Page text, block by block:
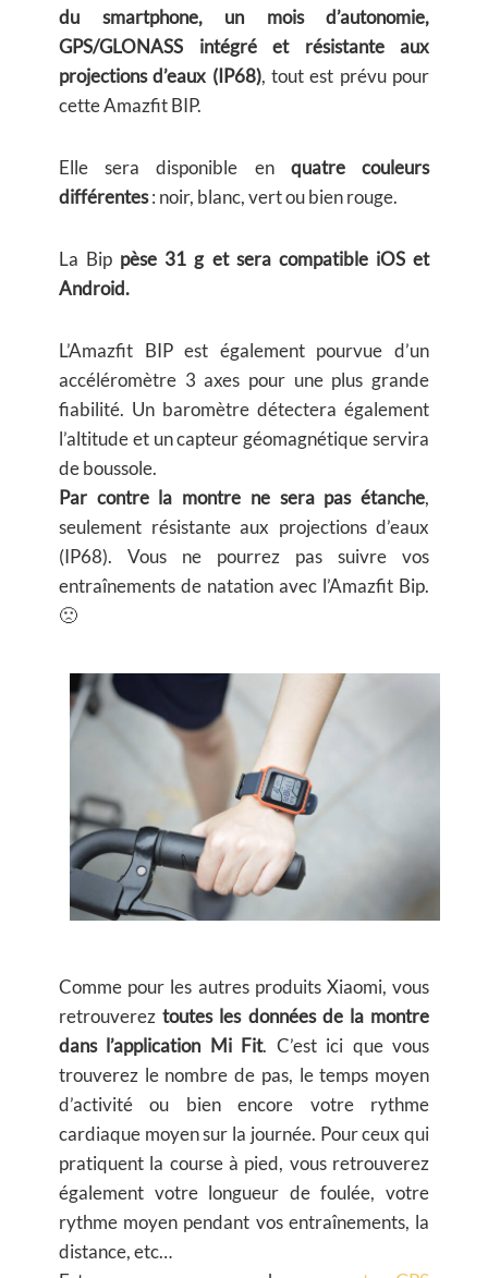
du smartphone, un mois d’autonomie,
GPS/GLONASS intégré et résistante aux
projections d’eaux (IP68), tout est prévu pour
cette Amazfit BIP.
Elle sera disponible en quatre couleurs
différentes: noir, blanc, vert ou bien rouge.
La Bip pèse 31 g et sera compatible iOS et
Android.
L’Amazfit BIP est également pourvue d’un
accéléromètre 3 axes pour une plus grande
fiabilité. Un baromètre détectera également
l’altitude et un capteur géomagnétique servira
de boussole.
Par contre la montre ne sera pas étanche,
seulement résistante aux projections d’eaux
(IP68). Vous ne pourrez pas suivre vos
entraînements de natation avec l’Amazfit Bip.
🙁
Comme pour les autres produits Xiaomi, vous
retrouvereztoutes les données de la montre
dans l’application Mi Fit. C’est ici que vous
trouverez le nombre de pas, le temps moyen
d’activité ou bien encore votre rythme
cardiaque moyen sur la journée. Pour ceux qui
pratiquent la course à pied, vous retrouverez
également votre longueur de foulée, votre
rythme moyen pendant vos entraînements, la
distance, etc…